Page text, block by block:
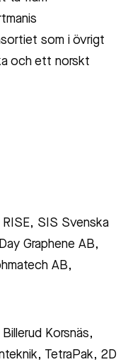
som i övrigt
och ett norskt
RISE, SIS Svenska
Graphene AB,
AB,
Korsnäs,
TetraPak, 2D